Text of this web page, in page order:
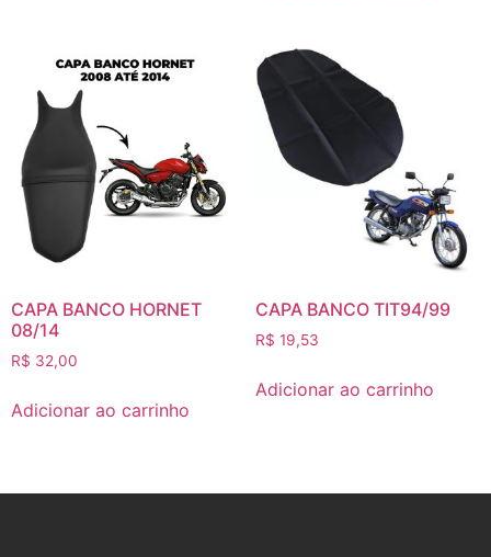
CAPA BANCO HORNET
08/14
R$ 32,00
Adicionar ao carrinho
CAPA BANCO TIT94/99
R$ 19,53
Adicionar ao carrinho